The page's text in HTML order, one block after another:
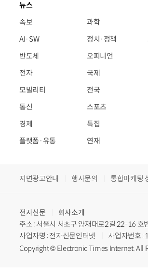
뉴스
속보
AI·SW
반도체
전자
모빌리티
통신
경제
플랫폼·유통
과학
정치·정책
오피니언
국제
전국
스포츠
특집
연재
지면광고안내 행사문의 통합마케팅
전자신문
회사소개
주소 : 서울시 서초구 양재대로2길 22-16 호
사업자명 : 전자신문인터넷
사업자번호
Copyright © Electronic Times Internet. All